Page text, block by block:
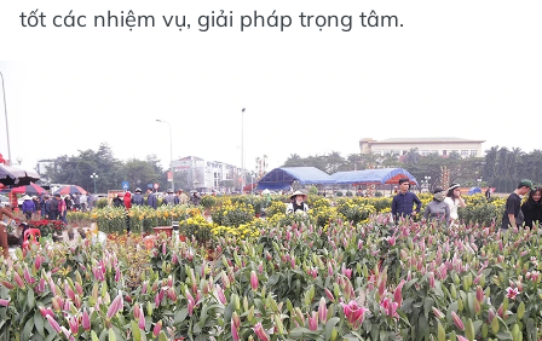
tốt các nhiệm vụ, giải pháp trọng tâm.